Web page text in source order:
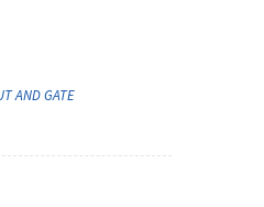
AND GATE